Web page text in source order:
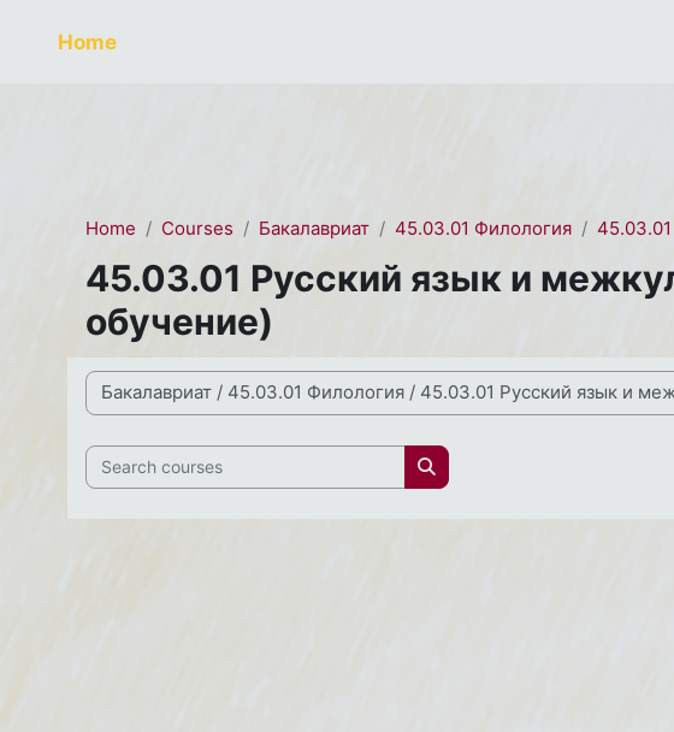
СЭО 2.0
Home
Home Courses Бакалавриат 45.03.01 Филология
45.03.01 Русский язык и
обучение)
Course categories
Search courses
Search courses